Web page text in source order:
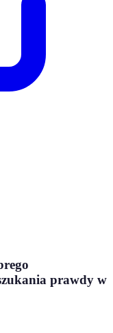
prawdy w